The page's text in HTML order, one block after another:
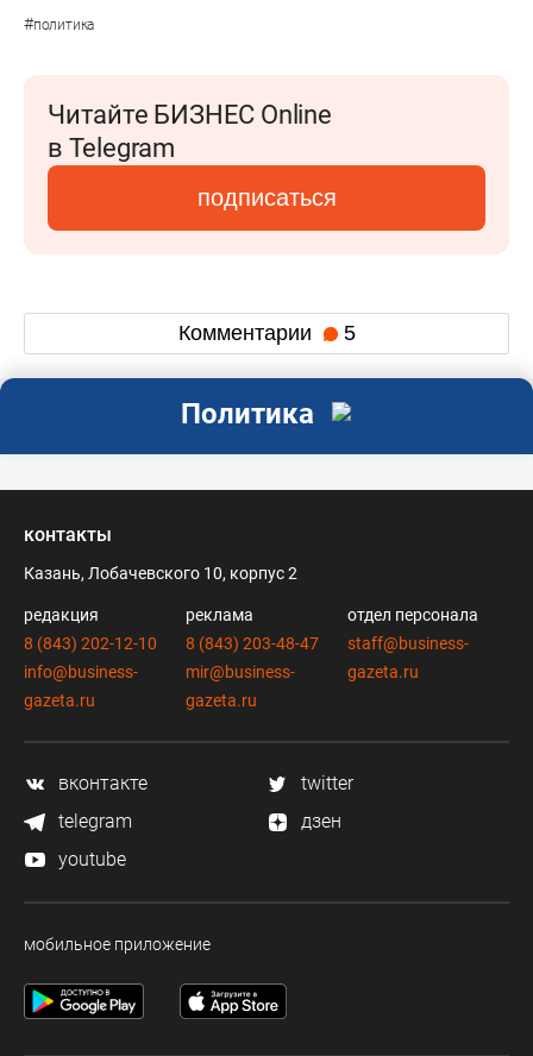
#политика
Читайте БИЗНЕС Online
в Telegram
подписаться
Комментарии 5
Политика
контакты
Казань, Лобачевского 10, корпус 2
редакция
8 (843) 202-12-10
info@business-
gazeta.ru
реклама
8 (843) 203-48-47
mir@business-
gazeta.ru
отдел персонала
staff@business-
gazeta.ru
вконтакте
twitter
telegram
дзен
youtube
мобильное приложение